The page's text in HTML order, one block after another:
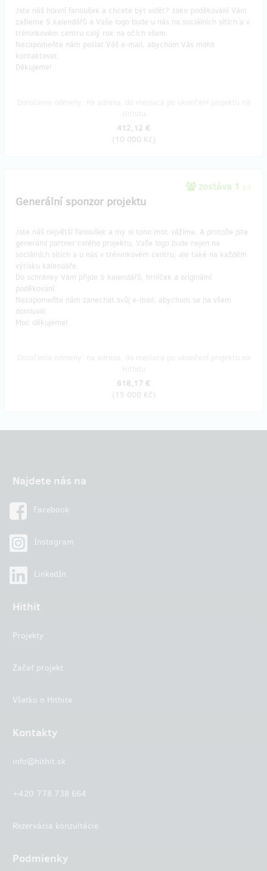
Jste náš hlavní fanoušek a chcete být vidět? Jako poděkování Vám
zašleme 5 kalendářů a Vaše logo bude u nás na sociálních sítích a v
tréninkovém centru celý rok na očích všem.
Nezapomeňte nám poslat Váš e-mail, abychom Vás mohli
kontaktovat.
Děkujeme!
412,12 €
(10 000 Kč)
zostáva 1 z 1
Generální sponzor projektu
Jste náš největší fanoušek a my si toho moc vážíme. A protože jste
generální partner celého projektu, Vaše logo bude nejen na
sociálních sítích a u nás v tréninkovém centru, ale také na každém
výtisku kalendáře.
Do schránky Vám přijde 5 kalendářů, hrníček a originální
poděkování.
Nezapomeňte nám zanechat svůj e-mail, abychom se na všem
domluvili.
Moc děkujeme!
618,17 €
(15 000 Kč)
Najdete nás na
Facebook
Instagram
LinkedIn
Hithit
Projekty
Začať projekt
Všetko o Hithite
Kontakty
info@hithit.sk
+420 778 738 664
Rezervácia konzultácie
Podmienky